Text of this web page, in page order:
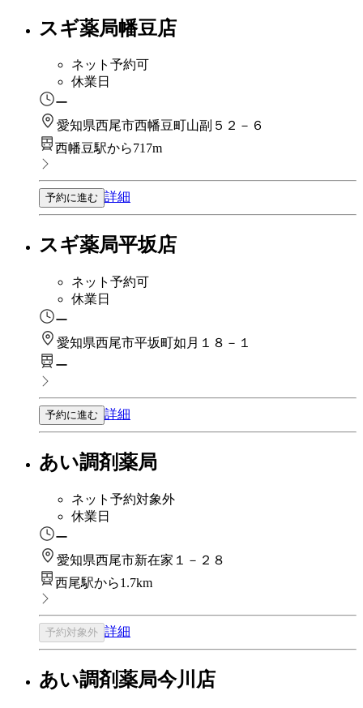
スギ薬局幡豆店
ネット予約可
休業日
ー
愛知県西尾市西幡豆町山副５２－６
西幡豆駅から717m
予約に進む 詳細
スギ薬局平坂店
ネット予約可
休業日
ー
愛知県西尾市平坂町如月１８－１
ー
予約に進む 詳細
あい調剤薬局
ネット予約対象外
休業日
ー
愛知県西尾市新在家１－２８
西尾駅から1.7km
予約対象外 詳細
あい調剤薬局今川店